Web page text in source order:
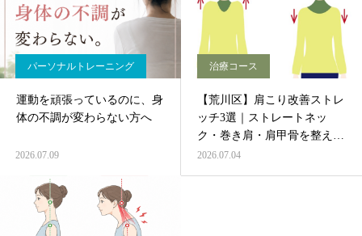
パーソナルトレーニング
運動を頑張っているのに、身
体の不調が変わらない方へ
2026.07.09
治療コース
【荒川区】肩こり改善ストレ
ッチ3選｜ストレートネッ
ク・巻き肩・肩甲骨を整える
方法
2026.07.04